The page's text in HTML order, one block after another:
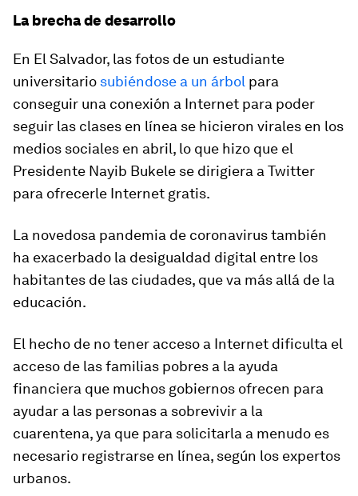
La brecha de desarrollo
En El Salvador, las fotos de un estudiante
universitario subiéndose a un árbol para
conseguir una conexión a Internet para poder
seguir las clases en línea se hicieron virales en los
medios sociales en abril, lo que hizo que el
Presidente Nayib Bukele se dirigiera a Twitter
para ofrecerle Internet gratis.
La novedosa pandemia de coronavirus también
ha exacerbado la desigualdad digital entre los
habitantes de las ciudades, que va más allá de la
educación.
El hecho de no tener acceso a Internet dificulta el
acceso de las familias pobres a la ayuda
financiera que muchos gobiernos ofrecen para
ayudar a las personas a sobrevivir a la
cuarentena, ya que para solicitarla a menudo es
necesario registrarse en línea, según los expertos
urbanos.